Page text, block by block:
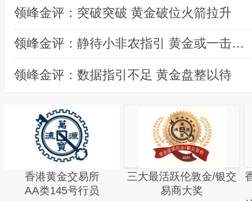
领峰金评：突破突破 黄金破位火箭拉升
领峰金评：静待小非农指引 黄金或一击破局
领峰金评：数据指引不足 黄金盘整以待
香港黄金交易所
AA类145号行员
三大最活跃伦敦金/银交
易商大奖